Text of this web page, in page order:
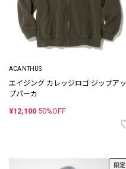
ACANTHUS
エイジング カレッジロゴ ジップアッ
プパーカ
¥12,100 50%OFF
限定